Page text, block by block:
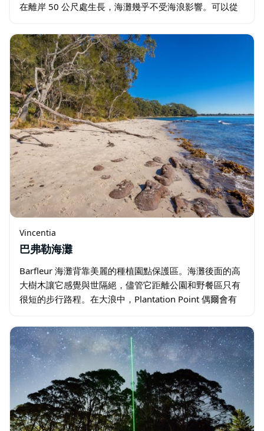
在離岸 50 公尺處生長，海灘幾乎不受海浪影響。可以從
Vincentia
巴弗勒海灘
Barfleur 海灘背靠美麗的種植園點保護區。海灘後面的高
大樹木讓它感覺與世隔絕，儘管它距離公園和野餐區只有
很短的步行路程。在大浪中，Plantation Point 偶爾會有